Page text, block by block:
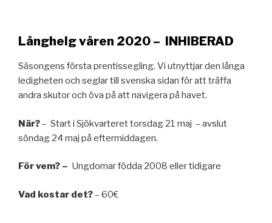
Långhelg våren 2020 – INHIBERAD
Säsongens första prentissegling. Vi utnyttjar den långa
ledigheten och seglar till svenska sidan för att träffa
andra skutor och öva på att navigera på havet.
När?– Start i Sjökvarteret torsdag 21 maj – avslut
söndag 24 maj på eftermiddagen.
För vem? – Ungdomar födda 2008 eller tidigare
Vad kostar det?– 60€